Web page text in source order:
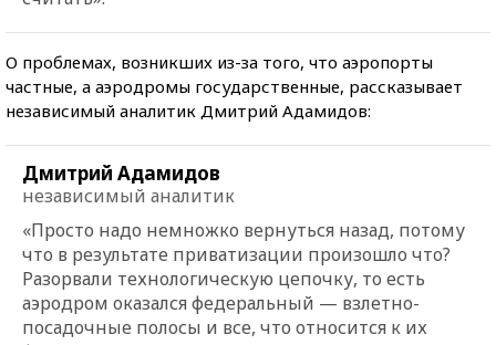
О проблемах, возникших из-за того, что аэропорты
частные, а аэродромы государственные, рассказывает
независимый аналитик Дмитрий Адамидов:
Дмитрий Адамидов
независимый аналитик
«Просто надо немножко вернуться назад, потому
что в результате приватизации произошло что?
Разорвали технологическую цепочку, то есть
аэродром оказался федеральный — взлетно-
посадочные полосы и все, что относится к их